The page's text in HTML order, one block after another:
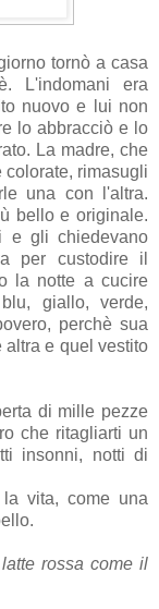
tornò a casa
L'indomani era
nuovo e lui non
lo abbracciò e lo
La madre, che
colorate, rimasugli
una con l'altra.
bello e originale.
e gli chiedevano
per custodire il
la notte a cucire
giallo, verde,
perchè sua
e quel vestito
di mille pezze
che ritagliarti un
insonni, notti di
vita, come una
rossa come il